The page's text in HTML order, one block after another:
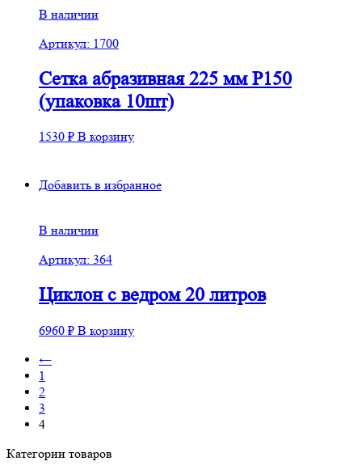
В наличии
Артикул: 1700
Сетка абразивная 225 мм Р150
(упаковка 10шт)
1530 ₽ В корзину
Добавить в избранное
В наличии
Артикул: 364
Циклон с ведром 20 литров
6960 ₽ В корзину
←
1
2
3
4
Категории товаров